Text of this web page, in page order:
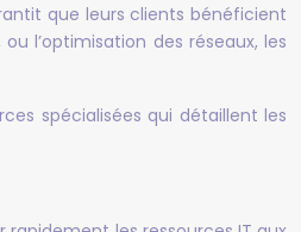
que leurs clients bénéficient
l’optimisation des réseaux, les
spécialisées qui détaillent les